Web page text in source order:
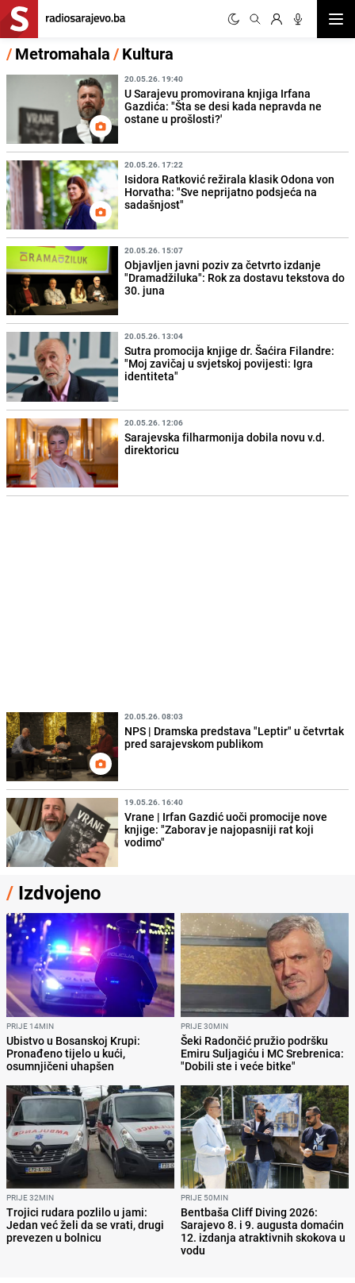
/Metromahala/Kultura
20.05.26. 19:40
U Sarajevu promovirana knjiga Irfana
Gazdića: "Šta se desi kada nepravda ne
ostane u prošlosti?'
20.05.26. 17:22
Isidora Ratković režirala klasik Odona von
Horvatha: "Sve neprijatno podsjeća na
sadašnjost"
20.05.26. 15:07
Objavljen javni poziv za četvrto izdanje
"Dramadžiluka": Rok za dostavu tekstova do
30. juna
20.05.26. 13:04
Sutra promocija knjige dr. Šaćira Filandre:
"Moj zavičaj u svjetskoj povijesti: Igra
identiteta"
20.05.26. 12:06
Sarajevska filharmonija dobila novu v.d.
direktoricu
20.05.26. 08:03
NPS | Dramska predstava "Leptir" u četvrtak
pred sarajevskom publikom
19.05.26. 16:40
Vrane | Irfan Gazdić uoči promocije nove
knjige: "Zaborav je najopasniji rat koji
vodimo"
/ Izdvojeno
PRIJE 14MIN
Ubistvo u Bosanskoj Krupi:
Pronađeno tijelo u kući,
osumnjičeni uhapšen
PRIJE 30MIN
Šeki Radončić pružio podršku
Emiru Suljagiću i MC Srebrenica:
"Dobili ste i veće bitke"
PRIJE 32MIN
Trojici rudara pozlilo u jami:
Jedan već želi da se vrati, drugi
prevezen u bolnicu
PRIJE 50MIN
Bentbaša Cliff Diving 2026:
Sarajevo 8. i 9. augusta domaćin
12. izdanja atraktivnih skokova u
vodu